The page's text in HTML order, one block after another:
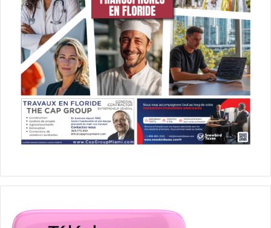
Where’d You Go,
Bernadette
Après que sa mère angoissée ait disparu, Bee, 15 ans, fait
découvrant au passage son passé troublé.
Un film de Richard Linklater avec Cate Blanchett, Kristen